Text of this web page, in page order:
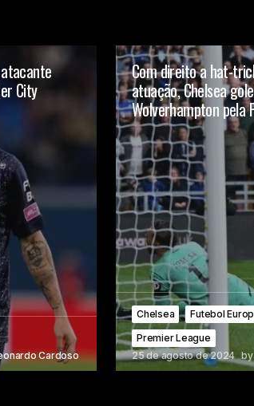
City
Cardoso
Com direito a hat-
atuação, Chelsea
Wolverhampton pela
Chelsea
Futebol
Premier League
25 de agosto de 2024 by